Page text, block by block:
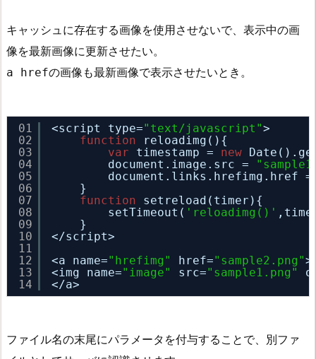
キャッシュに存在する画像を使用させないで、表示中の画
像を最新画像に更新させたい。
a hrefの画像も最新画像で表示させたいとき。
01
02
03
04
05
06
07
08
09
10
11
12
13
14
<script type="text/javascript">
function
reloadimg(){
var
timestamp = new
document.image.src =
document.links.hrefimg.href
}
function
setreload(timer){
setTimeout( 'reloadimg()'
}
</script>
<a name="hrefimg" href="sample2.png">
<img name="image" src="sample1.png"
</a>
ファイル名の末尾にパラメータを付与することで、別ファ